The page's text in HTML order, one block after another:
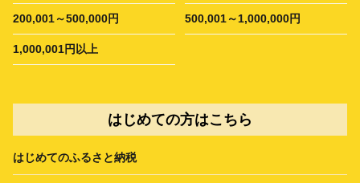
200,001～500,000円 500,001～1,000,000円
1,000,001円以上
はじめての方はこちら
はじめてのふるさと納税